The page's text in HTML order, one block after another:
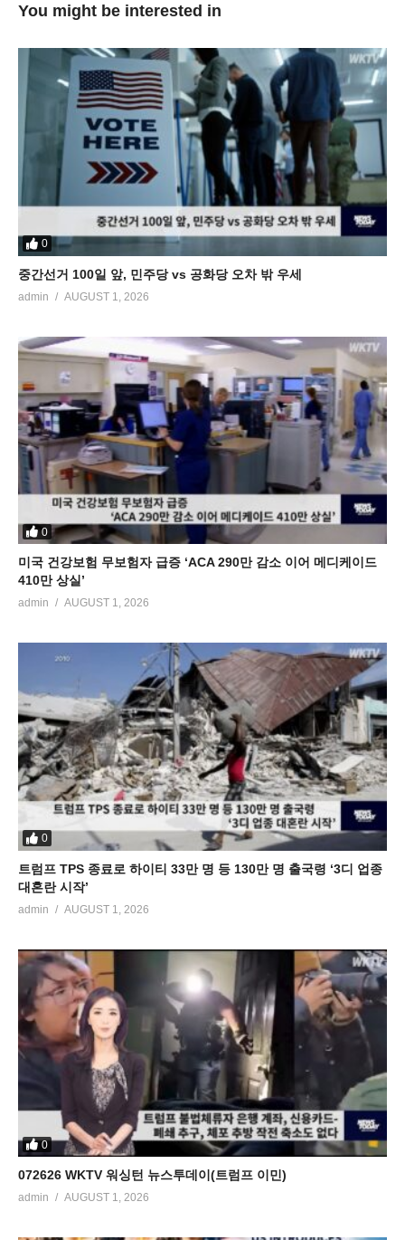
You might be interested in
0
중간선거 100일 앞, 민주당 vs 공화당 오차 밖 우세
admin AUGUST 1, 2026
0
미국 건강보험 무보험자 급증 ‘ACA 290만 감소 이어 메디케이드
410만 상실’
admin AUGUST 1, 2026
0
트럼프 TPS 종료로 하이티 33만 명 등 130만 명 출국령 ‘3디 업종
대혼란 시작’
admin AUGUST 1, 2026
0
072626 WKTV 워싱턴 뉴스투데이(트럼프 이민)
admin AUGUST 1, 2026